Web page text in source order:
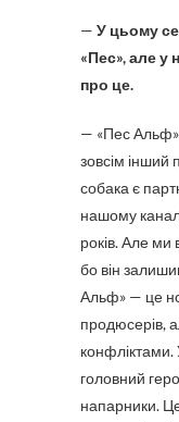
— У цьому
«Пес», але у
про це.
— «Пес
зовсім інший
собака є
нашому
років. Але ми
бо він
Альф» — це
продюсерів,
головний
напарники.